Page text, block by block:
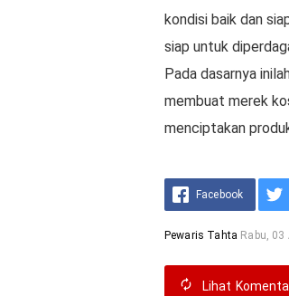
kondisi baik dan
siap untuk
Pada dasarnya
membuat merek
menciptakan
Facebook
Pewaris Tahta Rabu,
Lihat